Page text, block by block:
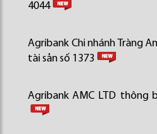
4044
Agribank Chi nhánh Tràng
tài sản số 1373
Agribank AMC LTD thông